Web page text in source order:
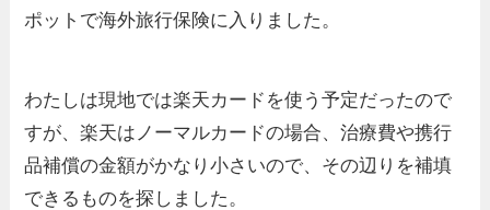
ポットで海外旅行保険に入りました。
わたしは現地では楽天カードを使う予定だったので
すが、楽天はノーマルカードの場合、治療費や携行
品補償の金額がかなり小さいので、その辺りを補填
できるものを探しました。